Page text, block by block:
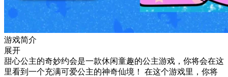
游戏简介
展开
甜心公主的奇妙约会是一款休闲童趣的公主游戏，你将会在这
里看到一个充满可爱公主的神奇仙境！ 在这个游戏里，你将